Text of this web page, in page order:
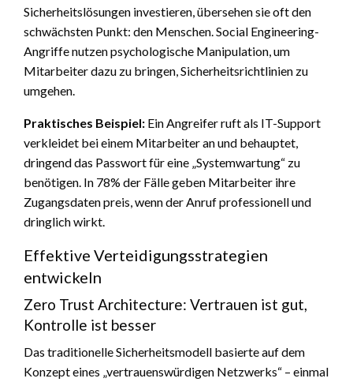
Sicherheitslösungen investieren, übersehen sie oft den
schwächsten Punkt: den Menschen. Social Engineering-
Angriffe nutzen psychologische Manipulation, um
Mitarbeiter dazu zu bringen, Sicherheitsrichtlinien zu
umgehen.
Praktisches Beispiel: Ein Angreifer ruft als IT-Support
verkleidet bei einem Mitarbeiter an und behauptet,
dringend das Passwort für eine „Systemwartung“ zu
benötigen. In 78% der Fälle geben Mitarbeiter ihre
Zugangsdaten preis, wenn der Anruf professionell und
dringlich wirkt.
Effektive Verteidigungsstrategien
entwickeln
Zero Trust Architecture: Vertrauen ist gut,
Kontrolle ist besser
Das traditionelle Sicherheitsmodell basierte auf dem
Konzept eines „vertrauenswürdigen Netzwerks“ – einmal